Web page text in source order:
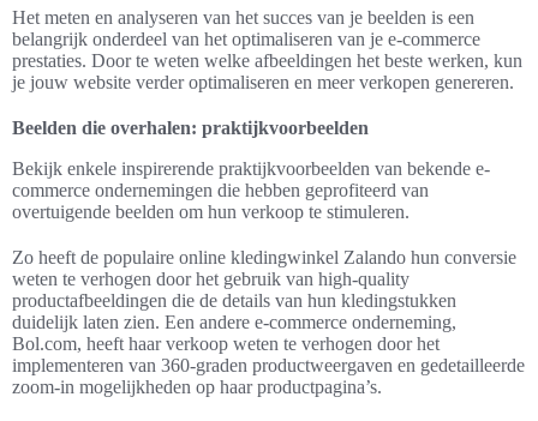
Het meten en analyseren van het succes van je beelden is een
belangrijk onderdeel van het optimaliseren van je e-commerce
prestaties. Door te weten welke afbeeldingen het beste werken, kun
je jouw website verder optimaliseren en meer verkopen genereren.
Beelden die overhalen: praktijkvoorbeelden
Bekijk enkele inspirerende praktijkvoorbeelden van bekende e-
commerce ondernemingen die hebben geprofiteerd van
overtuigende beelden om hun verkoop te stimuleren.
Zo heeft de populaire online kledingwinkel Zalando hun conversie
weten te verhogen door het gebruik van high-quality
productafbeeldingen die de details van hun kledingstukken
duidelijk laten zien. Een andere e-commerce onderneming,
Bol.com, heeft haar verkoop weten te verhogen door het
implementeren van 360-graden productweergaven en gedetailleerde
zoom-in mogelijkheden op haar productpagina’s.